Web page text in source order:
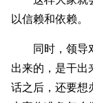
以信赖和依赖。
同时，领导
出来的，是干
话之后，还要想